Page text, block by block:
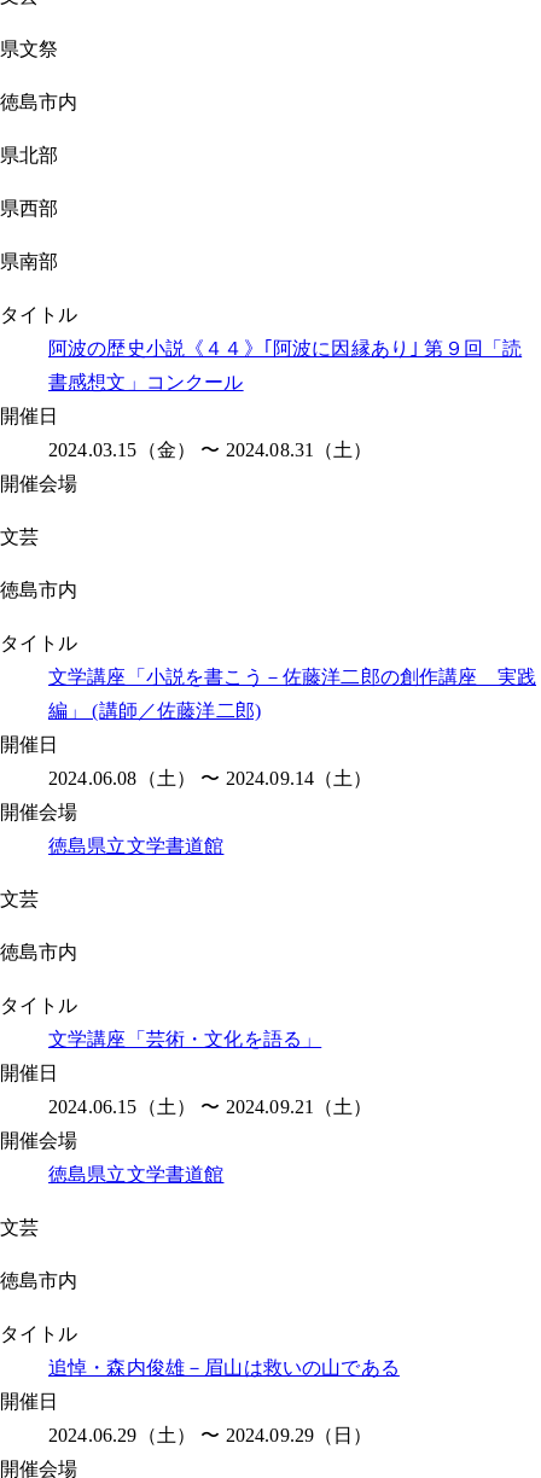
県文祭
徳島市内
県北部
県西部
県南部
タイトル
阿波の歴史小説《４４》｢阿波に因縁あり｣ 第９回「読
書感想文」コンクール
開催日
2024.03.15（金） 〜 2024.08.31（土）
開催会場
文芸
徳島市内
タイトル
文学講座「小説を書こう－佐藤洋二郎の創作講座 実践
編」 (講師／佐藤洋二郎)
開催日
2024.06.08（土） 〜 2024.09.14（土）
開催会場
徳島県立文学書道館
文芸
徳島市内
タイトル
文学講座「芸術・文化を語る」
開催日
2024.06.15（土） 〜 2024.09.21（土）
開催会場
徳島県立文学書道館
文芸
徳島市内
タイトル
追悼・森内俊雄－眉山は救いの山である
開催日
2024.06.29（土） 〜 2024.09.29（日）
開催会場